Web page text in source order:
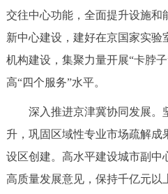
交往中心功能，全面提升设施和
新中心建设，建好在京国家实验
机构建设，集聚力量开展“卡脖
高“四个服务”水平。
深入推进京津冀协同发展。
升，巩固区域性专业市场疏解成
设区创建。高水平建设城市副中
高质量发展意见，保持千亿元以